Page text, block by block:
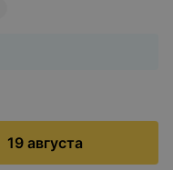
19 августа